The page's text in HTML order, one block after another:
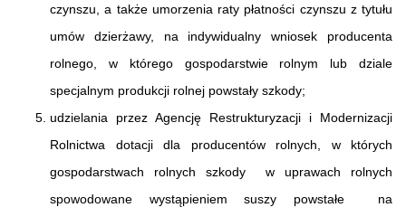
czynszu, a także umorzenia raty płatności czynszu z tytułu
umów dzierżawy, na indywidualny wniosek producenta
rolnego, w którego gospodarstwie rolnym lub dziale
specjalnym produkcji rolnej powstały szkody;
udzielania przez Agencję Restrukturyzacji i Modernizacji
Rolnictwa dotacji dla producentów rolnych, w których
gospodarstwach rolnych szkody w uprawach rolnych
spowodowane wystąpieniem suszy powstałe na